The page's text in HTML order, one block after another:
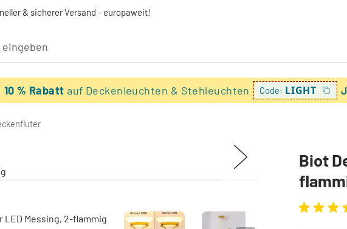
& sicherer Versand - europaweit!
10 % Rabattauf Deckenleuchten & Stehleuchten Code: LIGHT
Biot